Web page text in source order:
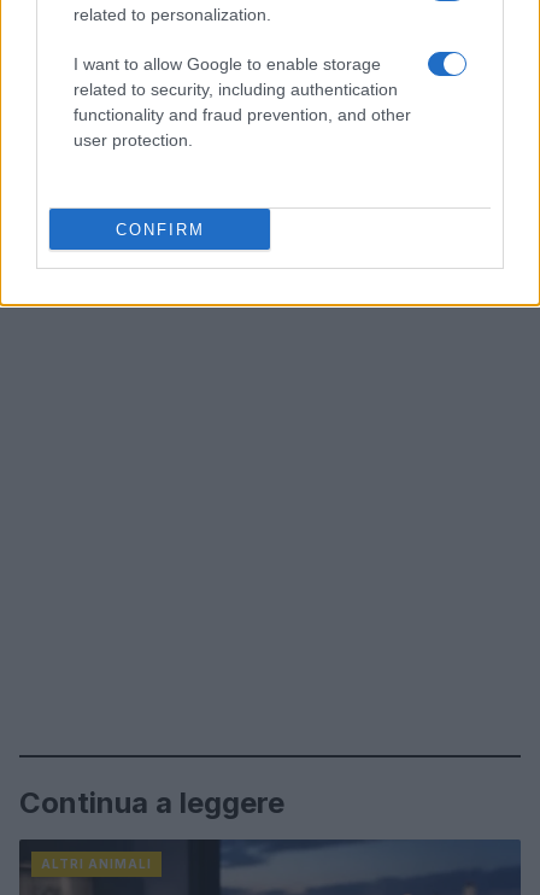
related to personalization.
I want to allow Google to enable storage
related to security, including authentication
functionality and fraud prevention, and other
user protection.
CONFIRM
AUTORE
Greta Salvati, giornalista specializzata in
animali domestici e benessere animale,
divulga consigli su cura, salute e convivenza
Continua a leggere
ALTRI ANIMALI